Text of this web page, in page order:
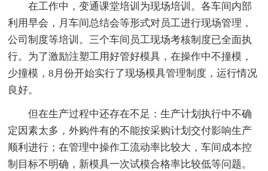
在工作中，变通课堂培训为现场培训。各车间内部
利用早会，月车间总结会等形式对员工进行现场管理，
公司制度等培训。三个车间员工现场考核制度已全面执
行。为了激励注塑工用好管好模具，在操作中不撞模，
少撞模，8月份开始实行了现场模具管理制度，运行情况
良好。
但在生产过程中还存在不足：生产计划执行中不确
定因素太多，外购件有的不能按采购计划交付影响生产
顺利进行；在管理中操作工流动率比较大，车间成本控
制目标不明确，新模具一次试模合格率比较低等问题。